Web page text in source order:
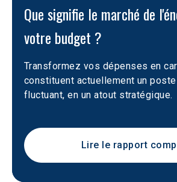
Que signifie le marché de
votre budget ?
Transformez vos dépenses en
constituent actuellement un
fluctuant, en un atout stratégique.
Lire le rapport